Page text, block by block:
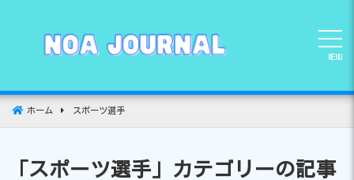
MENU
ホーム スポーツ選手
「スポーツ選手」カテゴリーの記事